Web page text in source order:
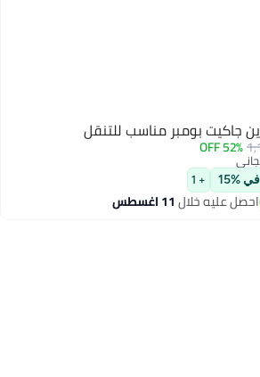
جاكيت بومبر مناسب للتنقل
52% OFF
%15
+ 1
احصل عليه خلال11 اغسطس